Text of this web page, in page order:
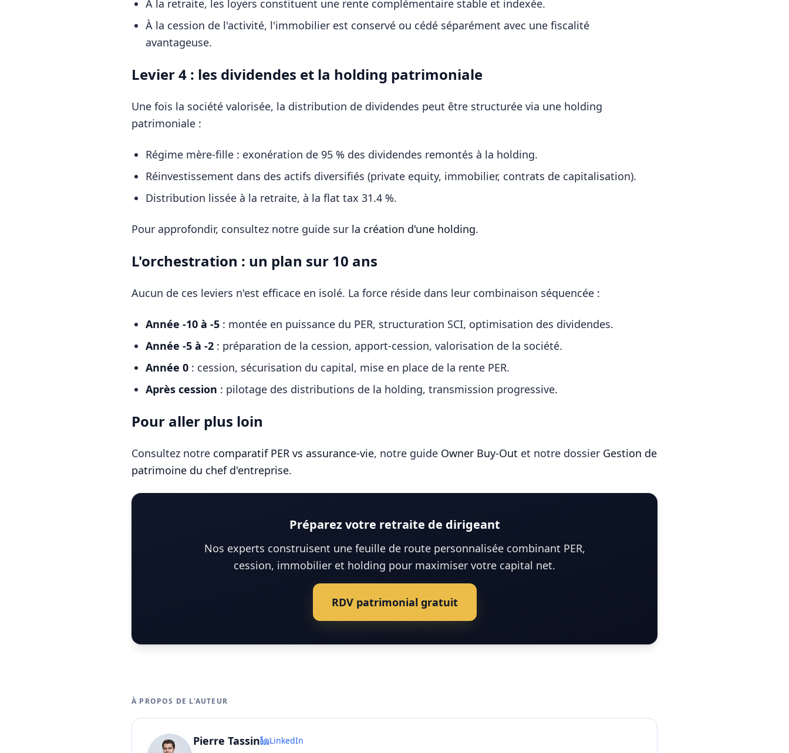
À la retraite, les loyers constituent une rente complémentaire stable et indexée.
À la cession de l'activité, l'immobilier est conservé ou cédé séparément avec une fiscalité
avantageuse.
Levier 4 : les dividendes et la holding patrimoniale
Une fois la société valorisée, la distribution de dividendes peut être structurée via une holding
patrimoniale :
Régime mère-fille : exonération de 95 % des dividendes remontés à la holding.
Réinvestissement dans des actifs diversifiés (private equity, immobilier, contrats de capitalisation).
Distribution lissée à la retraite, à la flat tax 31.4 %.
Pour approfondir, consultez notre guide sur la création d'une holding.
L'orchestration : un plan sur 10 ans
Aucun de ces leviers n'est efficace en isolé. La force réside dans leur combinaison séquencée :
Année -10 à -5 : montée en puissance du PER, structuration SCI, optimisation des dividendes.
Année -5 à -2 : préparation de la cession, apport-cession, valorisation de la société.
Année 0 : cession, sécurisation du capital, mise en place de la rente PER.
Après cession : pilotage des distributions de la holding, transmission progressive.
Pour aller plus loin
Consultez notre comparatif PER vs assurance-vie, notre guide Owner Buy-Out et notre dossier Gestion de
patrimoine du chef d'entreprise.
Préparez votre retraite de dirigeant
Nos experts construisent une feuille de route personnalisée combinant PER,
cession, immobilier et holding pour maximiser votre capital net.
RDV patrimonial gratuit
À PROPOS DE L'AUTEUR
Pierre Tassin
LinkedIn